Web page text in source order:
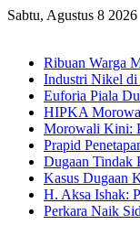
Sabtu, Agustus 8 2026
Ribuan Warga
Industri Nikel di
Euforia Piala
HIPKA
Morowali Kini:
Prapid
Dugaan Tindak
Kasus Dugaan
H. Aksa Ishak:
Perkara Naik